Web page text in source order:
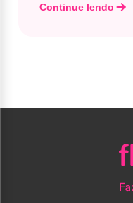
Continue lendo